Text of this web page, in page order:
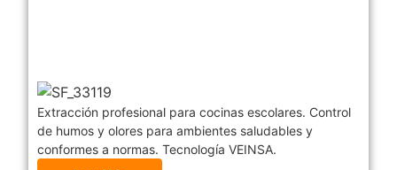
Extracción profesional para cocinas escolares. Control
de humos y olores para ambientes saludables y
conformes a normas. Tecnología VEINSA.